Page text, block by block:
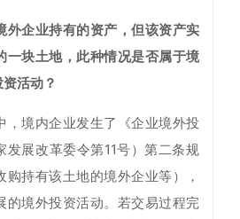
外企业持有的资产，但该资产实
一块土地，此种情况是否属于境
活动？
，境内企业发生了《企业境外投
发展改革委令第11号）第二条规
购持有该土地的境外企业等），
的境外投资活动。若交易过程完